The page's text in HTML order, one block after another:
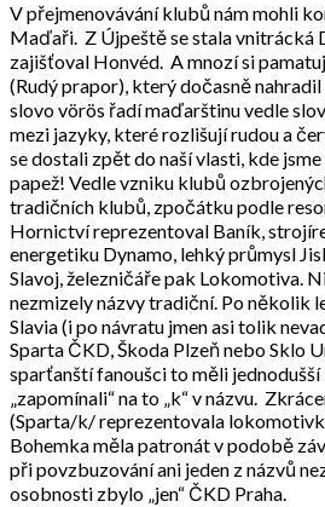
V přejmenovávání klubů nám mohli
Maďaři. Z Újpeště se stala vnitrácká
zajišťoval Honvéd. A mnozí si
(Rudý prapor), který dočasně
slovo vörös řadí maďarštinu vedle
mezi jazyky, které rozlišují rudou a
se dostali zpět do naší vlasti, kde
papež! Vedle vzniku klubů
tradičních klubů, zpočátku podle
Hornictví reprezentoval Baník,
energetiku Dynamo, lehký průmysl
Slavoj, železničáře pak Lokomotiva.
nezmizely názvy tradiční. Po několik
Slavia (i po návratu jmen asi tolik
Sparta ČKD, Škoda Plzeň nebo Sklo
sparťanští fanoušci to měli jednodušší
„zapomínali“ na to „k“ v názvu.
(Sparta/k/ reprezentovala
Bohemka měla patronát v podobě
při povzbuzování ani jeden z názvů
osobnosti zbylo „jen“ ČKD Praha.